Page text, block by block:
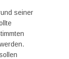
seiner